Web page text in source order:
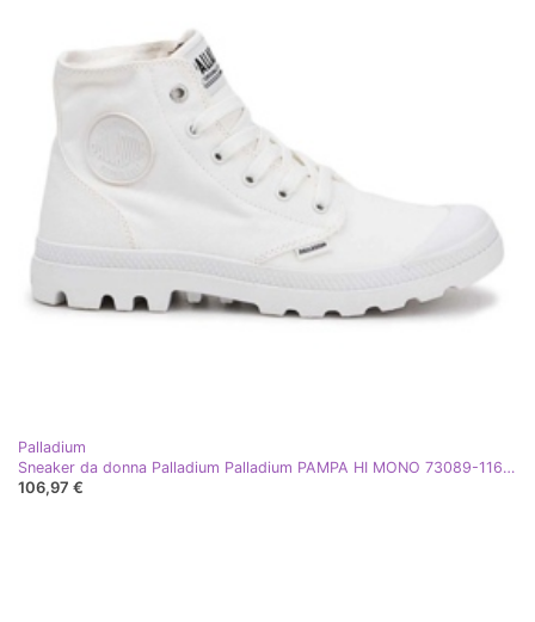
Palladium
Sneaker da donna Palladium Palladium PAMPA HI MONO 73089-116 bianco
106,97 €